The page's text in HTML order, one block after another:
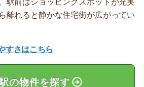
駅前はショッピングスポットが充実
離れると静かな住宅街が広がってい
すさはこちら
の物件を探す